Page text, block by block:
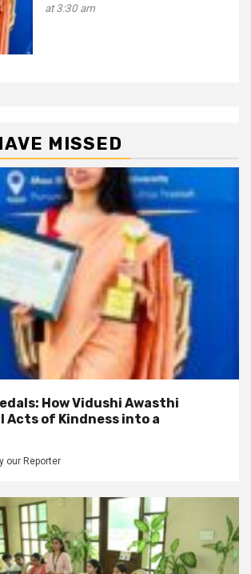
at 3:30 am
MISSED
How Vidushi Awasthi
Acts of Kindness into a
our Reporter